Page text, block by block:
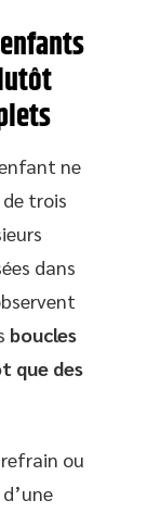
ne
trois
dans
boucles
que des
ou